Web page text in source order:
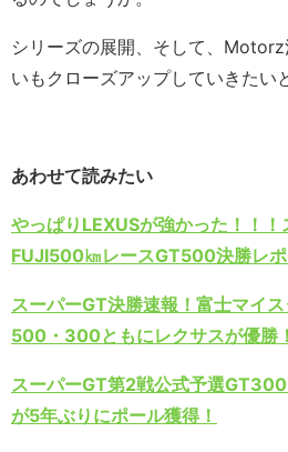
シリーズの展開、そして、
いもクローズアップしていきたい
あわせて読みたい
やっぱりLEXUSが強かった！！
FUJI500㎞レースGT500決勝レポ
スーパーGT決勝速報！富士マイ
500・300ともにレクサスが優勝！
スーパーGT第2戦公式予選
が5年ぶりにポール獲得！